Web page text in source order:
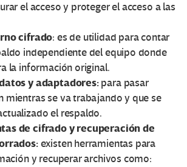
el acceso y proteger el acceso a las
cifrado: es de utilidad para contar
independiente del equipo donde
la información original.
y adaptadores:para pasar
mientras se va trabajando y que se
el respaldo.
de cifrado y recuperación de
existen herramientas para
y recuperar archivos como: